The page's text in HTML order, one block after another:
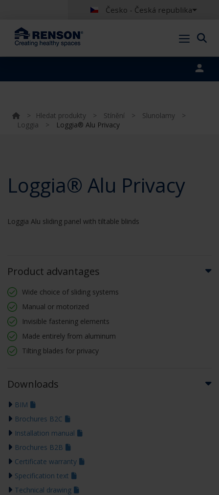
Česko - Česká republika
> Hledat produkty > Stínění > Slunolamy
>
Loggia
> Loggia® Alu Privacy
Loggia® Alu Privacy
Loggia Alu sliding panel with tiltable blinds
Product advantages
Wide choice of sliding systems
Manual or motorized
Invisible fastening elements
Made entirely from aluminum
Tilting blades for privacy
Downloads
BIM
Brochures B2C
Installation manual
Brochures B2B
Certificate warranty
Specification text
Technical drawing